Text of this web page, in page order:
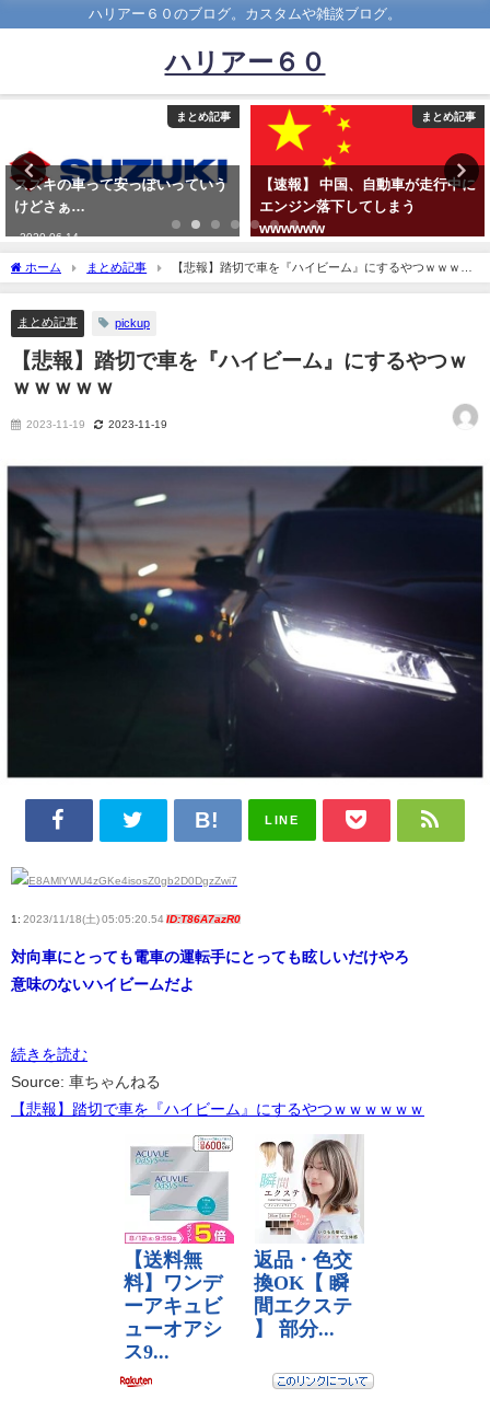
ハリアー６０のブログ。カスタムや雑談ブログ。
ハリアー６０
まとめ記事
【速報】 中国、自動車が走行中に
エンジン落下してしまう
まとめ記事
車デビューしたいけど何買えばい
いの？
2025-07-06
ホーム まとめ記事
【悲報】踏切で車を『ハイビーム』にするやつｗｗｗｗ
ｗｗ
まとめ記事 pickup
【悲報】踏切で車を『ハイビーム』にするやつｗ
ｗｗｗｗｗ
2023-11-19 2023-11-19
LINE
1: 2023/11/18(土) 05:05:20.54 ID:T86A7azR0
対向車にとっても電車の運転手にとっても眩しいだけやろ
意味のないハイビームだよ
続きを読む
Source: 車ちゃんねる
【悲報】踏切で車を『ハイビーム』にするやつｗｗｗｗｗｗ